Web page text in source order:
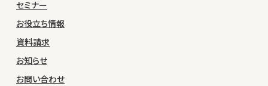
セミナー
お役立ち情報
資料請求
お知らせ
お問い合わせ